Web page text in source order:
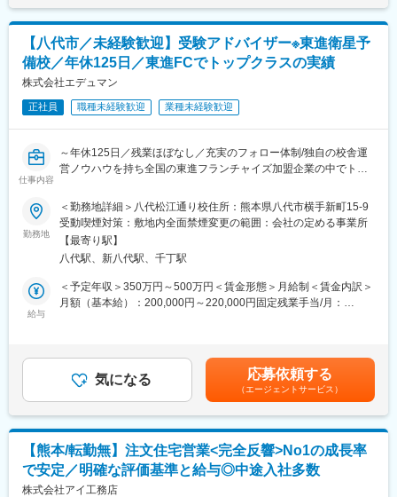
県内メガソーラー工事、下関北バイパス武久地区、東広島／呉道
路黒瀬地区、呉市新庁舎、MAZDAZoom-Zoomスタジアムほか
変更の範囲：会社の定める業務
◎完全未経験から活躍！
平均年収850万ですが、実は中途入社者の9割が業界未経験者で
す。
入社後は教育専門のトレーナーによる3か月間の新人研修と支店内
OJTを実施しております。
■当社について：
大東建託Gは、賃貸住宅業界において全ての事業をトータルで行
っており、実績・信頼ともに業界トップクラスに位置しておりま
・管理戸数は28年連続業界No.1（週刊全国賃貸住宅新聞 第1615
号※居住用の管理戸数のみ）
・住宅供給数は大手ハウスメーカー部門で4年連続業界No.1（週
刊全国賃貸住宅新聞 第1610号） 他
■業務内容：
土地の使い道にお困りの地主様に、土地活用や建物の建て替えの
例（1）：「土地を相続したいけど税金がかかる」とお悩みの地主
様向け
例（2）：「築古の木造アパートを持っており空き室等に困ってい
る」とお悩みの地主様向け
例（3）：他の土地や既存物件の建て替え等のリピート顧客（6～
7割）他
⇒土地活用のご提案をする事で、相続税／安定収入の確保／空地
の活用等のメリットが生じます。
特別加算手当は入社後1年間の支給となります。 ※固定残業時間を
超過する場合は1分単位で支給されます。賃金はあくまでも目安の
金額であり、選考を通じて上下する可能性があります。月給(月額)
は固定手当を含めた表記です。
【八代市／未経験歓迎】受験アドバイザー※東進衛星予
備校／年休125日／東進FCでトップクラスの実績
株式会社エデュマン
正社員 職種未経験歓迎 業種未経験歓迎
仕事内容
～年休125日／残業ほぼなし／充実のフォロー体制/独自の校舎運
営ノウハウを持ち全国の東進フランチャイズ加盟企業の中でトッ
■担当業務：
当社が運営する東進衛星予備校にて生徒/保護者へのカウンセリン
グ、講座販促、イベント企画、営業などの校舎運営業務全般をお
任せします。
■業務詳細：
ィングの企画運営
・生徒募集に向けた広報／営業活動(DM作成、チラシ配り、講習
・チューターのマネジメント
■教育体制：
・校舎ごとに配属されている社員数は生徒数の規模によって異な
勤務地
＜勤務地詳細＞八代松江通り校住所：熊本県八代市横手新町15-9
受動喫煙対策：敷地内全面禁煙変更の範囲：会社の定める事業所
【最寄り駅】
八代駅、新八代駅、千丁駅
給与
＜予定年収＞350万円～500万円＜賃金形態＞月給制＜賃金内訳＞
月額（基本給）：200,000円～220,000円固定残業手当/月：
給：年1回■賞与：年2回 昨年度実績3か月分／年賃金はあくまで
も目安の金額であり、選考を通じて上下する可能性があります。
月給(月額)は固定手当を含めた表記です。
気になる 応募依頼する
（エージェントサービス）
【熊本/転勤無】注文住宅営業<完全反響>No1の成長率
で安定／明確な評価基準と給与◎中途入社多数
株式会社アイ工務店